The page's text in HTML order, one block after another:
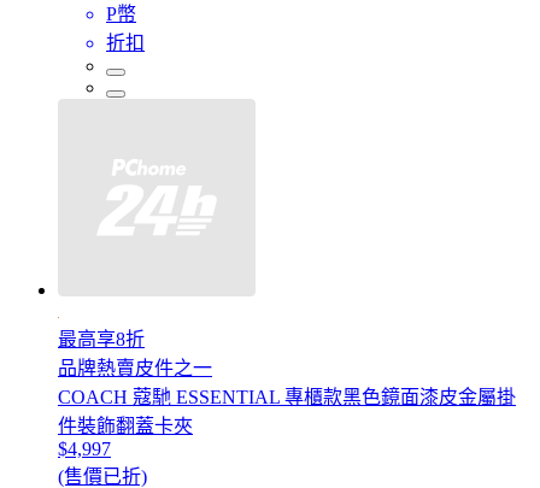
P幣
折扣
最高享8折
品牌熱賣皮件之一
COACH 蔻馳 ESSENTIAL 專櫃款黑色鏡面漆皮金屬掛
件裝飾翻蓋卡夾
$4,997
(售價已折)